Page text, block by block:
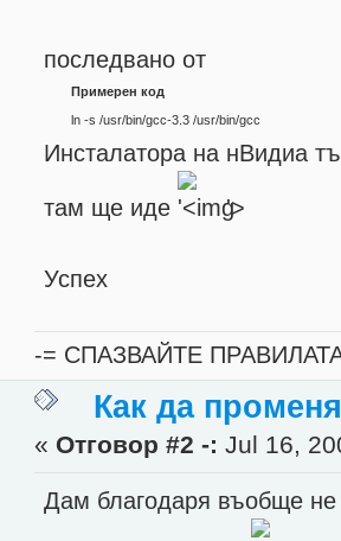
последвано от
Примерен код
ln -s /usr/bin/gcc-3.3 /usr/bin/gcc
Инсталатора на нВидиа
там ще иде '>
Успех
-= СПАЗВАЙТЕ
Как да
« Отговор #2 -: Jul 16,
Дам благодаря въобще не